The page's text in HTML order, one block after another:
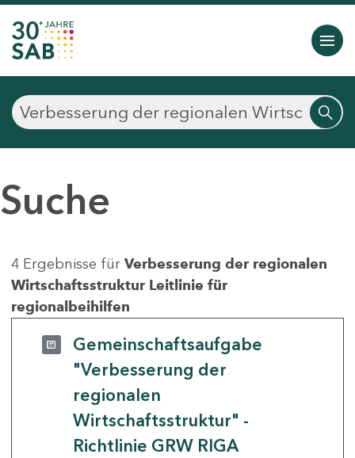
Suche
4 Ergebnisse für Verbesserung der regionalen
Wirtschaftsstruktur Leitlinie für
regionalbeihilfen
Gemeinschaftsaufgabe
"Verbesserung der
regionalen
Wirtschaftsstruktur" -
Richtlinie GRW RIGA